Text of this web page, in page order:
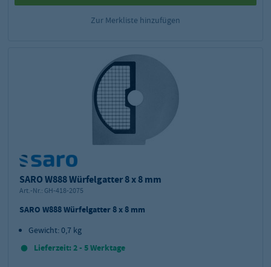
Zur Merkliste hinzufügen
SARO W888 Würfelgatter 8 x 8 mm
Art.-Nr.: GH-418-2075
SARO W888 Würfelgatter 8 x 8 mm
Gewicht: 0,7 kg
Lieferzeit: 2 - 5 Werktage